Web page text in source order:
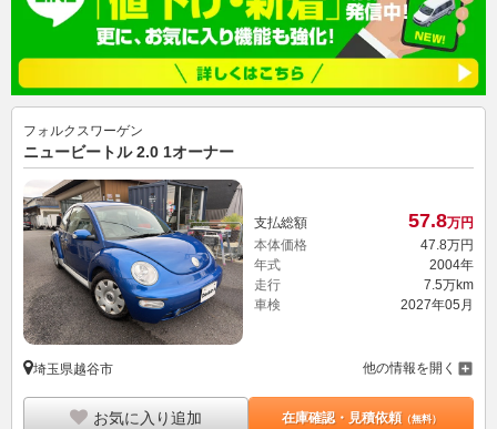
フォルクスワーゲン
ニュービートル 2.0 1オーナー
支払総額 57.8万円
本体価格
47.8万円
年式
2004年
走行
7.5万km
車検
2027年05月
埼玉県越谷市 他の情報を開く
お気に入り追加 在庫確認・見積依頼（無料）